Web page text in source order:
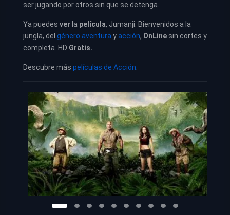
ser jugando por otros sin que se detenga.
Ya puedes ver la película, Jumanji: Bienvenidos a la
jungla, del género aventura yacción, OnLine sin cortes y
completa. HD Gratis.
Descubre más películas de Acción